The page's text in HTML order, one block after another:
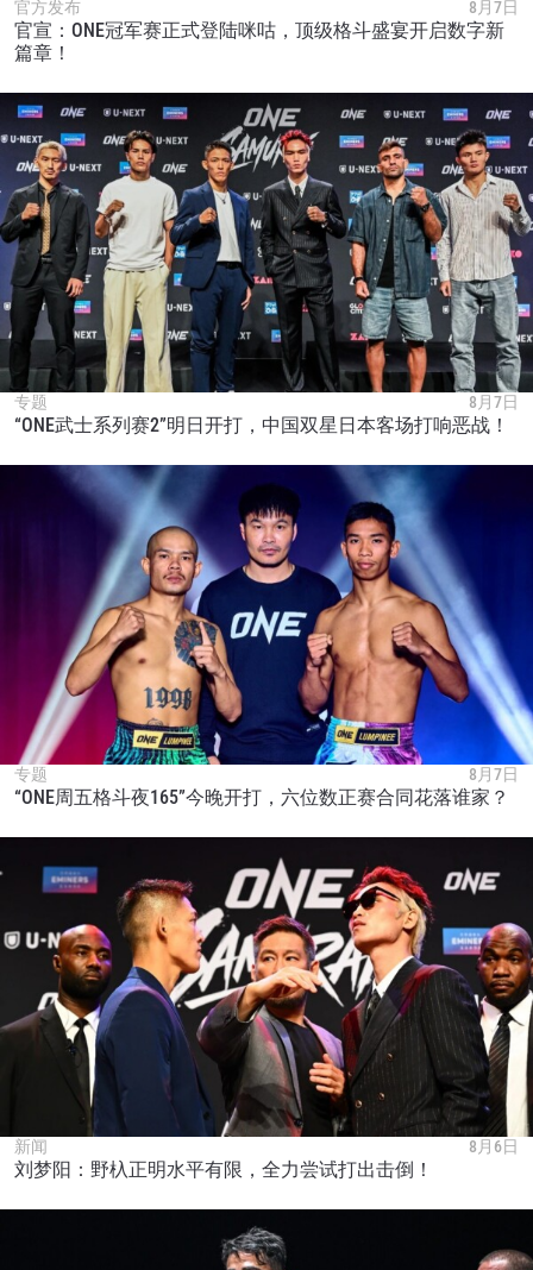
官方发布 8月7日
官宣：ONE冠军赛正式登陆咪咕，顶级格斗盛宴开启数字新
篇章！
专题 8月7日
“ONE武士系列赛2”明日开打，中国双星日本客场打响恶战！
专题 8月7日
“ONE周五格斗夜165”今晚开打，六位数正赛合同花落谁家？
新闻 8月6日
刘梦阳：野杁正明水平有限，全力尝试打出击倒！
对手
赛事
查看集锦
浏览了解更多
在任何地域观看ONE冠军赛，现在注册获得权限了
解最新资讯、解锁特别福利以及优先机遇获得直播
场次的最佳座位！
邮箱
订阅
提交此表格签署弹出免责声明，即表示您同意我们
的隐私政策，我们将收集、使用和披露您的信息。
您可以随时取消订阅这些信息。